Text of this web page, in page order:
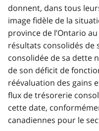
donnent, dans tous
image fidèle de la
province de l’Ontario
résultats consolidés de
consolidée de sa dette
de son déficit de
réévaluation des gains
flux de trésorerie
cette date,
canadiennes pour le